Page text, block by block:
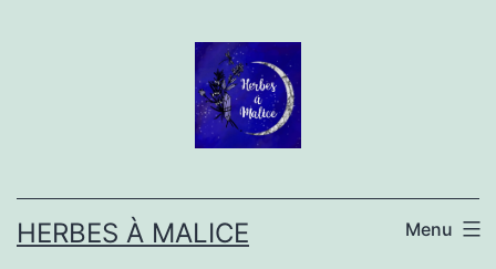
HERBES À MALICE Menu